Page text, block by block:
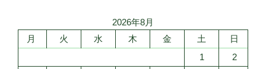
2026年8月
月
火 水 木 金 土
日
1
2